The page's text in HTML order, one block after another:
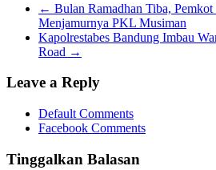
← Bulan Ramadhan Tiba,
Menjamurnya PKL Musiman
Kapolrestabes Bandung Imbau
Road →
Leave a Reply
Default Comments
Facebook Comments
Tinggalkan Balasan